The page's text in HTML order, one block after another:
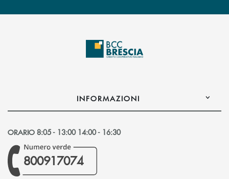
INFORMAZIONI
ORARIO 8:05 - 13:00 14:00 - 16:30
800917074